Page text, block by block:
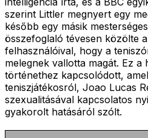
szerint Littler megnyert egy
később egy másik
összefoglaló tévesen közölte
felhasználóival, hogy a
melegnek vallotta magát. Ez a
történethez kapcsolódott,
teniszjátékosról, Joao Lucas
szexualitásával kapcsolatos
gyakorolt hatásáról szólt.